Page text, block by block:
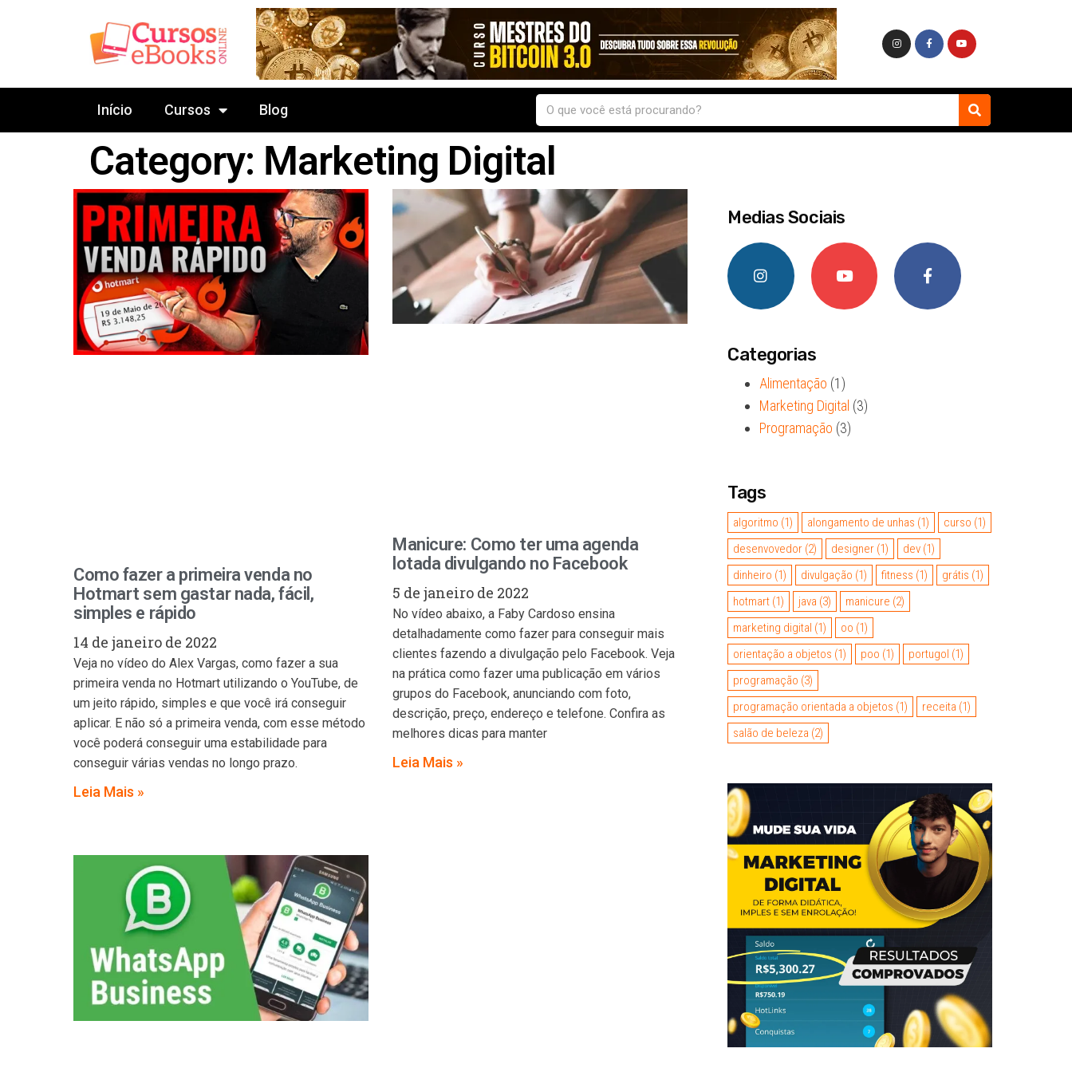
Início Cursos Blog
Category: Marketing Digital
Como fazer a primeira venda no
Hotmart sem gastar nada, fácil,
simples e rápido
14 de janeiro de 2022
Veja no vídeo do Alex Vargas, como fazer a sua
primeira venda no Hotmart utilizando o YouTube, de
um jeito rápido, simples e que você irá conseguir
aplicar. E não só a primeira venda, com esse método
você poderá conseguir uma estabilidade para
conseguir várias vendas no longo prazo.
Leia Mais »
Manicure: Como ter uma agenda
lotada divulgando no Facebook
5 de janeiro de 2022
No vídeo abaixo, a Faby Cardoso ensina
detalhadamente como fazer para conseguir mais
clientes fazendo a divulgação pelo Facebook. Veja
na prática como fazer uma publicação em vários
grupos do Facebook, anunciando com foto,
descrição, preço, endereço e telefone. Confira as
melhores dicas para manter
Leia Mais »
Medias Sociais
Categorias
Alimentação (1)
Marketing Digital (3)
Programação (3)
Tags
algoritmo (1) alongamento de unhas (1) curso (1)
desenvovedor (2) designer (1) dev (1)
dinheiro (1) divulgação (1) fitness (1) grátis (1)
hotmart (1) java (3) manicure (2)
marketing digital (1) oo (1)
orientação a objetos (1) poo (1) portugol (1)
programação (3)
programação orientada a objetos (1) receita (1)
salão de beleza (2)